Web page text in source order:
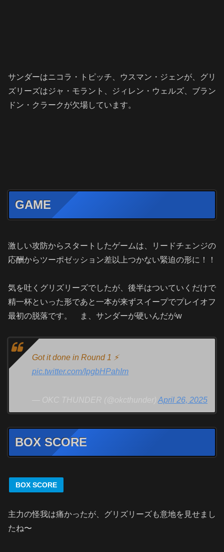
サンダーはニコラ・トピッチ、ウスマン・ジェンが、グリ
ズリーズはジャ・モラント、ジィレン・ウェルズ、ブラン
ドン・クラークが欠場しています。
GAME
激しい攻防からスタートしたゲームは、リードチェンジの
応酬からツーポゼッション差以上つかない緊迫の形に！！
気を吐くグリズリーズでしたが、後半はついていくだけで
精一杯といった形であと一本が来ずスイープでプレイオフ
最初の脱落です。 ま、サンダーが硬いんだがw
Got it done in Round 1 ⚡️
pic.twitter.com/IpgbHPahIm
— OKC THUNDER (@okcthunder) April 26, 2025
BOX SCORE
BOX SCORE
主力の怪我は痛かったが、グリズリーズも意地を見せまし
たね〜